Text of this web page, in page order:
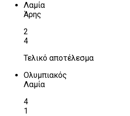
Λαμία
Άρης
2
4
Τελικό αποτέλεσμα
Ολυμπιακός
Λαμία
4
1